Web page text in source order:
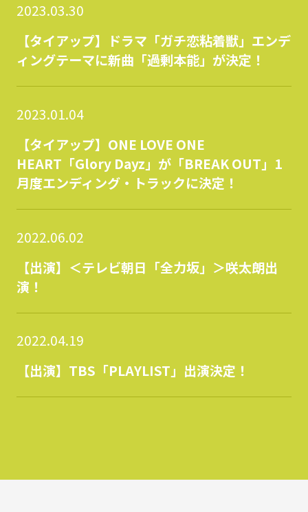
2023.03.30
【タイアップ】ドラマ「ガチ恋粘着獣」エンデ
ィングテーマに新曲「過剰本能」が決定！
2023.01.04
【タイアップ】ONE LOVE ONE
HEART「Glory Dayz」が「BREAK OUT」1
月度エンディング・トラックに決定！
2022.06.02
【出演】＜テレビ朝日「全力坂」＞咲太朗出
演！
2022.04.19
【出演】TBS「PLAYLIST」出演決定！